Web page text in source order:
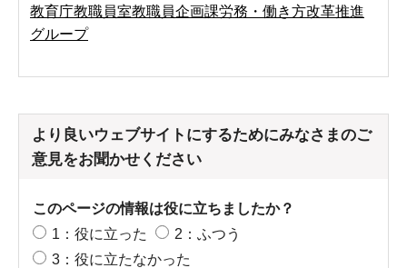
教育庁教職員室教職員企画課労務・働き方改革推進
グループ
より良いウェブサイトにするためにみなさまのご
意見をお聞かせください
このページの情報は役に立ちましたか？
1：役に立った
2：ふつう
3：役に立たなかった